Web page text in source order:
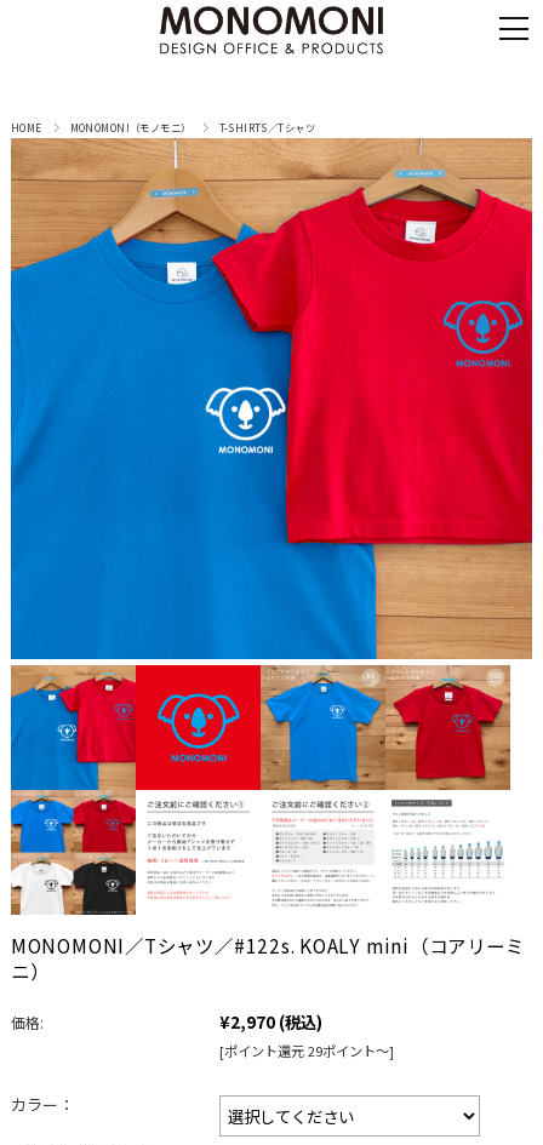
HOME MONOMONI（モノモニ） T-SHIRTS／Tシャツ
MONOMONI／Tシャツ／#122s. KOALY mini（コアリーミ
ニ）
価格: ¥2,970 (税込)
[ポイント還元 29ポイント～]
カラー：